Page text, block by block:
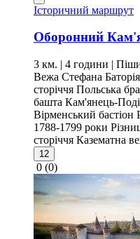
Історичний маршрут
Оборонний
3 км. | 4 години |
Вежа Стефана Баторія
сторіччя Польська
башта Кам'янець-
Вірменський бастіон
1788-1799 роки
сторіччя Казематна
12
0 (0)